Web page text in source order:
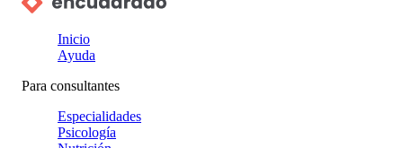
Inicio
Ayuda
Para consultantes
Especialidades
Psicología